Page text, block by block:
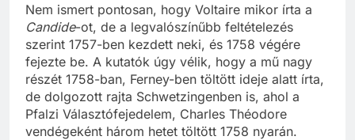
Nem ismert pontosan, hogy Voltaire mikor írta a
Candide-ot, de a legvalószínűbb feltételezés
szerint 1757-ben kezdett neki, és 1758 végére
fejezte be. A kutatók úgy vélik, hogy a mű nagy
részét 1758-ban, Ferney-ben töltött ideje alatt írta,
de dolgozott rajta Schwetzingenben is, ahol a
Pfalzi Választófejedelem, Charles Théodore
vendégeként három hetet töltött 1758 nyarán.